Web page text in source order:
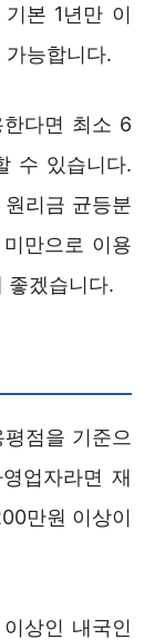
본 1년만 이
능합니다.
다면 최소 6
수 있습니다.
리금 균등분
만으로 이용
좋겠습니다.
점을 기준으
업자라면 재
만원 이상이
상인 내국인